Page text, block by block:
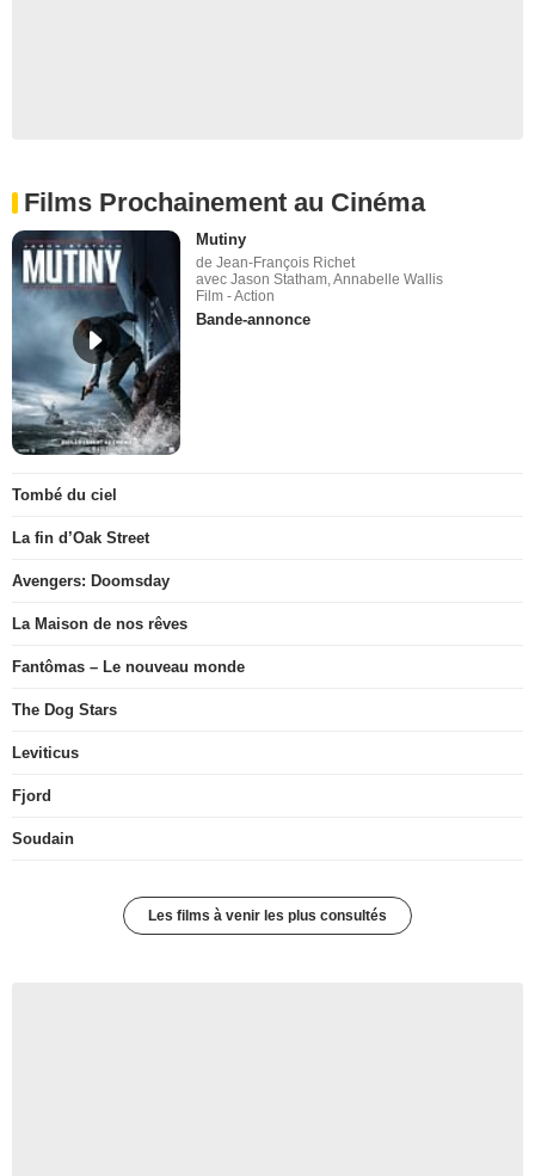
Films Prochainement au Cinéma
Mutiny
de Jean-François Richet
avec Jason Statham, Annabelle Wallis
Film - Action
Bande-annonce
Tombé du ciel
La fin d’Oak Street
Avengers: Doomsday
La Maison de nos rêves
Fantômas – Le nouveau monde
The Dog Stars
Leviticus
Fjord
Soudain
Les films à venir les plus consultés